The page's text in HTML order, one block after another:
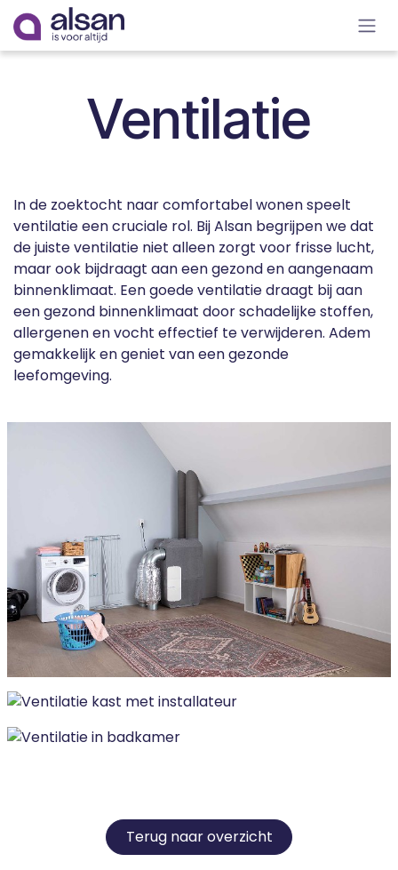
Overslaan naar inhoud
Ventilatie
In de zoektocht naar comfortabel wonen speelt
ventilatie een cruciale rol. Bij Alsan begrijpen we dat
de juiste ventilatie niet alleen zorgt voor frisse lucht,
maar ook bijdraagt aan een gezond en aangenaam
binnenklimaat. Een goede ventilatie draagt bij aan
een gezond binnenklimaat door schadelijke stoffen,
allergenen en vocht effectief te verwijderen. Adem
gemakkelijk en geniet van een gezonde
leefomgeving.
Terug naar overzicht